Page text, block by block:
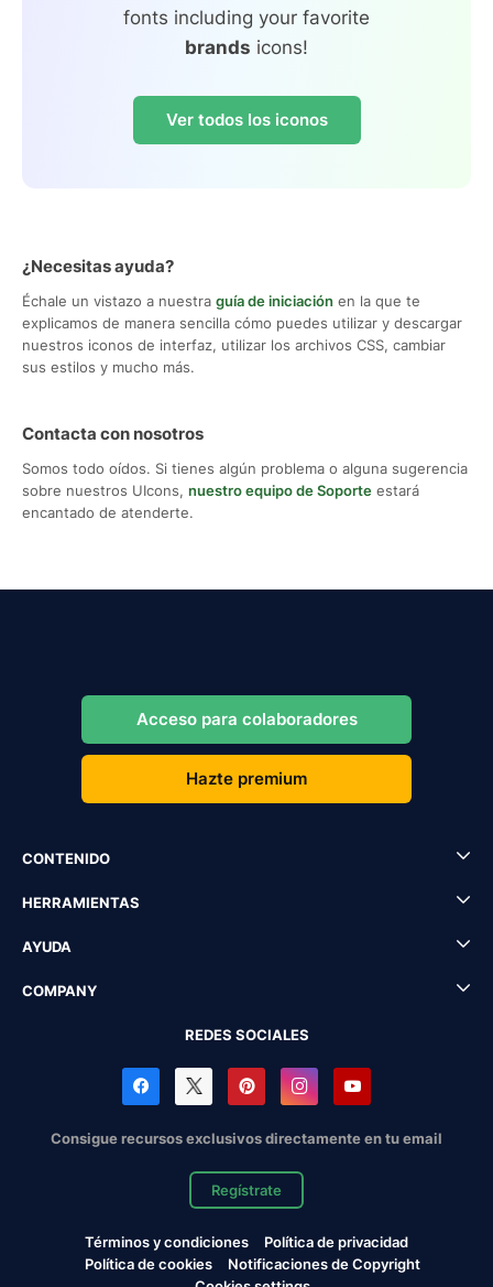
fonts including your favorite
brands icons!
Ver todos los iconos
¿Necesitas ayuda?
Échale un vistazo a nuestra guía de iniciación en la que te
explicamos de manera sencilla cómo puedes utilizar y descargar
nuestros iconos de interfaz, utilizar los archivos CSS, cambiar
sus estilos y mucho más.
Contacta con nosotros
Somos todo oídos. Si tienes algún problema o alguna sugerencia
sobre nuestros UIcons, nuestro equipo de Soporte estará
encantado de atenderte.
Acceso para colaboradores
Hazte premium
CONTENIDO
HERRAMIENTAS
AYUDA
COMPANY
REDES SOCIALES
Consigue recursos exclusivos directamente en tu email
Regístrate
Términos y condiciones
Política de privacidad
Política de cookies
Notificaciones de Copyright